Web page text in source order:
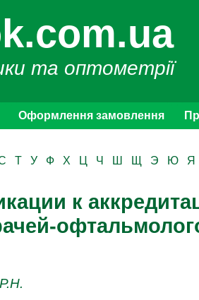
та оптометрії
Оформлення замовлення
Т У Ф Х Ц Ч Ш Щ Э Ю Я
к